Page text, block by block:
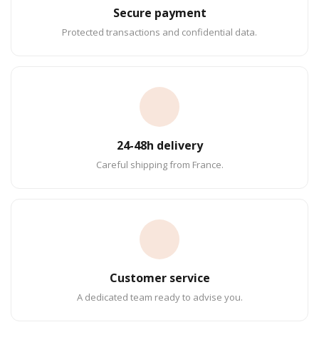
Secure payment
Protected transactions and confidential data.
24-48h delivery
Careful shipping from France.
Customer service
A dedicated team ready to advise you.